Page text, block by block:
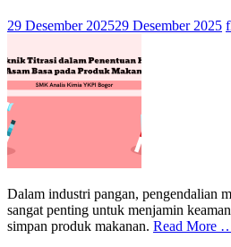
29 Desember 202529 Desember 2025
Dalam industri pangan, pengendalian
sangat penting untuk menjamin
simpan produk makanan. Read More